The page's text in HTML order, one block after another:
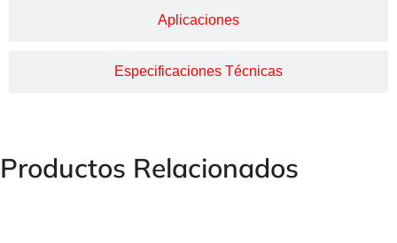
Aplicaciones
Especificaciones Técnicas
Productos Relacionados